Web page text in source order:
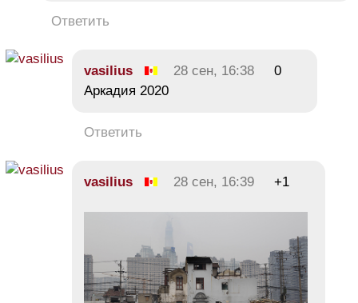
Ответить
vasilius 28 сен, 16:38
0
Аркадия 2020
Ответить
vasilius 28 сен, 16:39 +1